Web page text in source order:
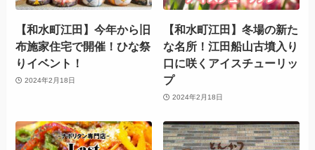
【和水町江田】今年から旧
布施家住宅で開催！ひな祭
りイベント！
2024年2月18日
【和水町江田】冬場の新た
な名所！江田船山古墳入り
口に咲くアイスチューリッ
プ
2024年2月18日